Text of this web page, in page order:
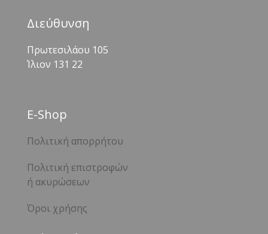
Διεύθυνση
Πρωτεσιλάου 105
Ίλιον 131 22
Ε-Shop
Πολιτική απορρήτου
Πολιτική επιστροφών
ή ακυρώσεων
Όροι χρήσης